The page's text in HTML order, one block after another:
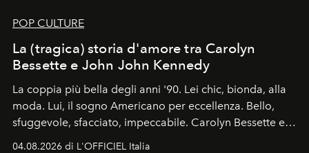
POP CULTURE
La (tragica) storia d'amore tra Carolyn
Bessette e John John Kennedy
La coppia più bella degli anni '90. Lei chic, bionda, alla
moda. Lui, il sogno Americano per eccellenza. Bello,
sfuggevole, sfacciato, impeccabile. Carolyn Bessette e
John John Kennedy sono i protagonisti della storia
04.08.2026 di L'OFFICIEL Italia